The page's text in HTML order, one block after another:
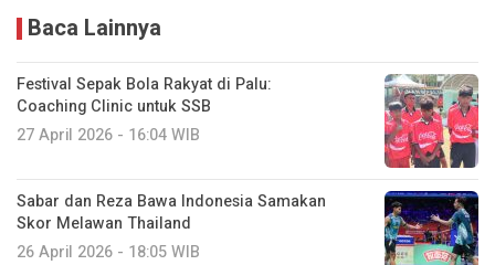
Baca Lainnya
Festival Sepak Bola Rakyat di Palu:
Coaching Clinic untuk SSB
27 April 2026 - 16:04 WIB
Sabar dan Reza Bawa Indonesia Samakan
Skor Melawan Thailand
26 April 2026 - 18:05 WIB